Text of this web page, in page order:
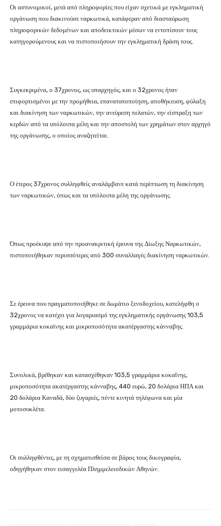
Οι αστυνομικοί, μετά από πληροφορίες που είχαν σχετικά με εγκληματική
οργάνωση που διακινούσε ναρκωτικά, κατάφεραν από διασταύρωση
πληροφορικών δεδομένων και αποδεικτικών μέσων να εντοπίσουν τους
κατηγορούμενους και να πιστοποιήσουν την εγκληματική δράση τους.
Συγκεκριμένα, ο 37χρονος, ως υπαρχηγός, και ο 32χρονος ήταν
επιφορτισμένοι με την προμήθεια, επανατυποποίηση, αποθήκευση, φύλαξη
και διακίνηση των ναρκωτικών, την ανεύρεση πελατών, την είσπραξη των
κερδών από τα υπόλοιπα μέλη και την αποστολή των χρημάτων στον αρχηγό
της οργάνωσης, ο οποίος αναζητείται.
Ο έτερος 37χρονος συλληφθείς αναλάμβανε κατά περίπτωση τη διακίνηση
των ναρκωτικών, όπως και τα υπόλοιπα μέλη της οργάνωσης.
Όπως προέκυψε από την προανακριτική έρευνα της Δίωξης Ναρκωτικών,
πιστοποιήθηκαν περισσότερες από 300 συναλλαγές διακίνηση ναρκωτικών.
Σε έρευνα που πραγματοποιήθηκε σε δωμάτιο ξενοδοχείου, κατελήφθη ο
32χρονος να κατέχει για λογαριασμό της εγκληματικής οργάνωσης 103,5
γραμμάρια κοκαϊνης και μικροποσότητα ακατέργαστης κάνναβης.
Συνολικά, βρέθηκαν και κατασχέθηκαν 103,5 γραμμάρια κοκαΐνης,
μικροποσότητα ακατέργαστης κάνναβης, 440 ευρώ, 20 δολάρια ΗΠΑ και
20 δολάρια Καναδά, δύο ζυγαριές, πέντε κινητά τηλέφωνα και μία
μοτοσυκλέτα.
Οι συλληφθέντες, με τη σχηματισθείσα σε βάρος τους δικογραφία,
οδηγήθηκαν στον εισαγγελέα Πλημμελειοδικών Αθηνών.